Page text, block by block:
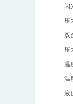
闪
压
双
压
温
温
液